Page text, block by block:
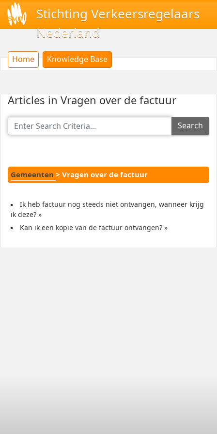
Stichting Verkeersregelaars
Nederland
Home Knowledge Base
Articles in Vragen over de factuur
Search
Gemeenten > Vragen over de factuur
Ik heb factuur nog steeds niet ontvangen, wanneer krijg
ik deze?
Kan ik een kopie van de factuur ontvangen?